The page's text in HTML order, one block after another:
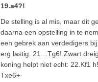
19.a4?!
De stelling is al mis, maar dit
daarna een opstelling in te
een gebrek aan verdedigers
erg lastig. 21…Tg6! Zwart
koning helpt niet echt: 22.Kf1
Txe6+-